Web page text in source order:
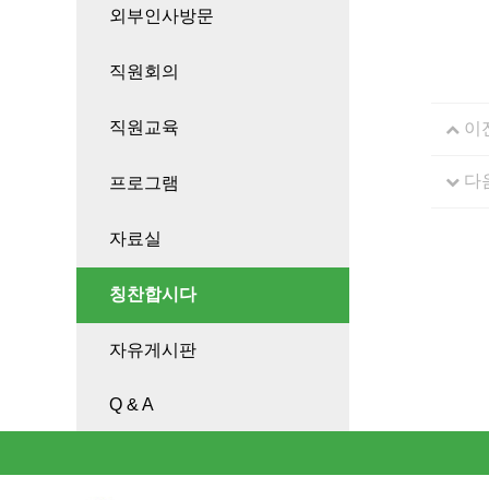
외부인사방문
직원회의
직원교육
프로그램
자료실
칭찬합시다
자유게시판
Q & A
이
다